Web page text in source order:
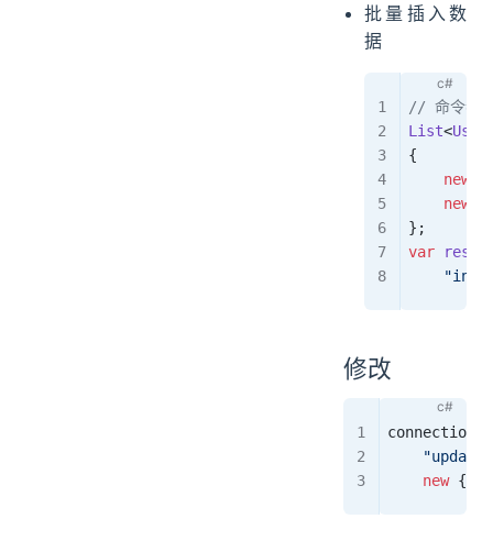
批量插入数
据
// 命令参数
List<User
{
    new
    new
};
var res
修改
connection
"update
    new
{